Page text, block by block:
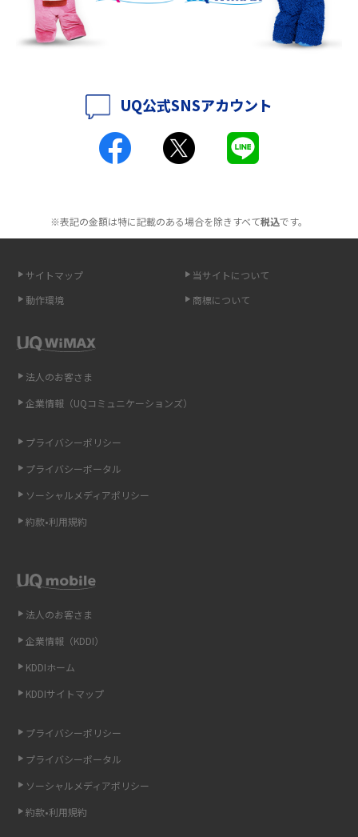
持ち運びできるポケット型Wi-Fiのおススメの選び方は？メリット・デメリ
ットも紹介
ポケット型Wi-Fiとは？通信の仕組みやメリット・デメリットを解説
工事不要！置くだけWi-Fiの特徴は？メリット・デメリットや選び方を解説
介
ポケット型Wi-Fi（モバイルWi-Fi）とは？おススメする方の特徴や選び方を
点も解説
ギガバイト（GB）とは？1GBの目安やギガが足りない時の対処法を紹介
Wi-Fi 6とは？Wi-Fi 5との違いやメリットと注意点、規格の種類も解説
光ファイバーとは？仕組みやメリット・デメリットを初心者向けにわかり
やすく解説
ストリーミング再生とは？ダウンロードとの違いやメリット・デメリット
引っ越し費用の相場は？ひとり暮らしや家族の場合の目安や費用を抑える
UQ公式SNSアカウント
※表記の金額は特に記載のある場合を除きすべて税込です。
サイトマップ
当サイトについて
動作環境
商標について
法人のお客さま
企業情報（KDDI）
KDDIホーム
KDDIサイトマップ
プライバシーポリシー
プライバシーポータル
ソーシャルメディアポリシー
約款•利用規約
法人のお客さま
企業情報（UQコミュニケーションズ）
プライバシーポリシー
プライバシーポータル
ソーシャルメディアポリシー
約款•利用規約